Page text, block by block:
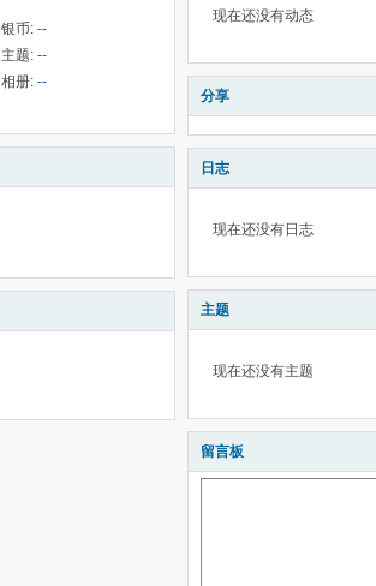
银币: --
主题: --
相册: --
现在还没有动态
分享
日志
现在还没有日志
主题
现在还没有主题
留言板